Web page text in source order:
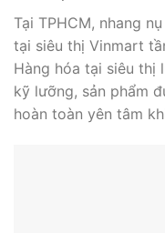
Mua Nhang Nụ
bán hàng uy tín:
Siêu thị Vinmart –
Tại TPHCM, nhang
tại siêu thị Vinmart